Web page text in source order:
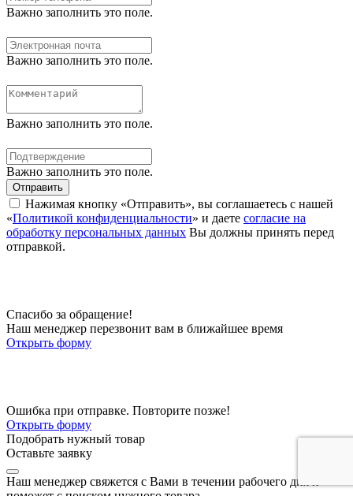
Важно заполнить это поле.
Важно заполнить это поле.
Важно заполнить это поле.
Важно заполнить это поле.
Отправить
Нажимая кнопку «Отправить», вы соглашаетесь с нашей
«Политикой конфиденциальности» и даете согласие на
обработку персональных данных Вы должны принять перед
отправкой.
Спасибо за обращение!
Наш менеджер перезвонит вам в ближайшее время
Открыть форму
Ошибка при отправке. Повторите позже!
Открыть форму
Подобрать нужный товар
Оставьте заявку
Наш менеджер свяжется с Вами в течении рабочего дня и